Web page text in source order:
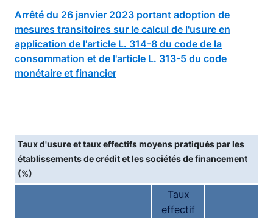
Arrêté du 26 janvier 2023 portant adoption de
mesures transitoires sur le calcul de l'usure en
application de l'article L. 314-8 du code de la
consommation et de l'article L. 313-5 du code
monétaire et financier
Taux d'usure et taux effectifs moyens pratiqués par les
établissements de crédit et les sociétés de financement
(%)
Taux
effectif